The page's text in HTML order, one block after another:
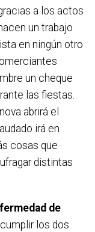
a los actos
un trabajo
en ningún otro
un cheque
las fiestas.
abrirá el
irá en
cosas que
distintas
de
los dos